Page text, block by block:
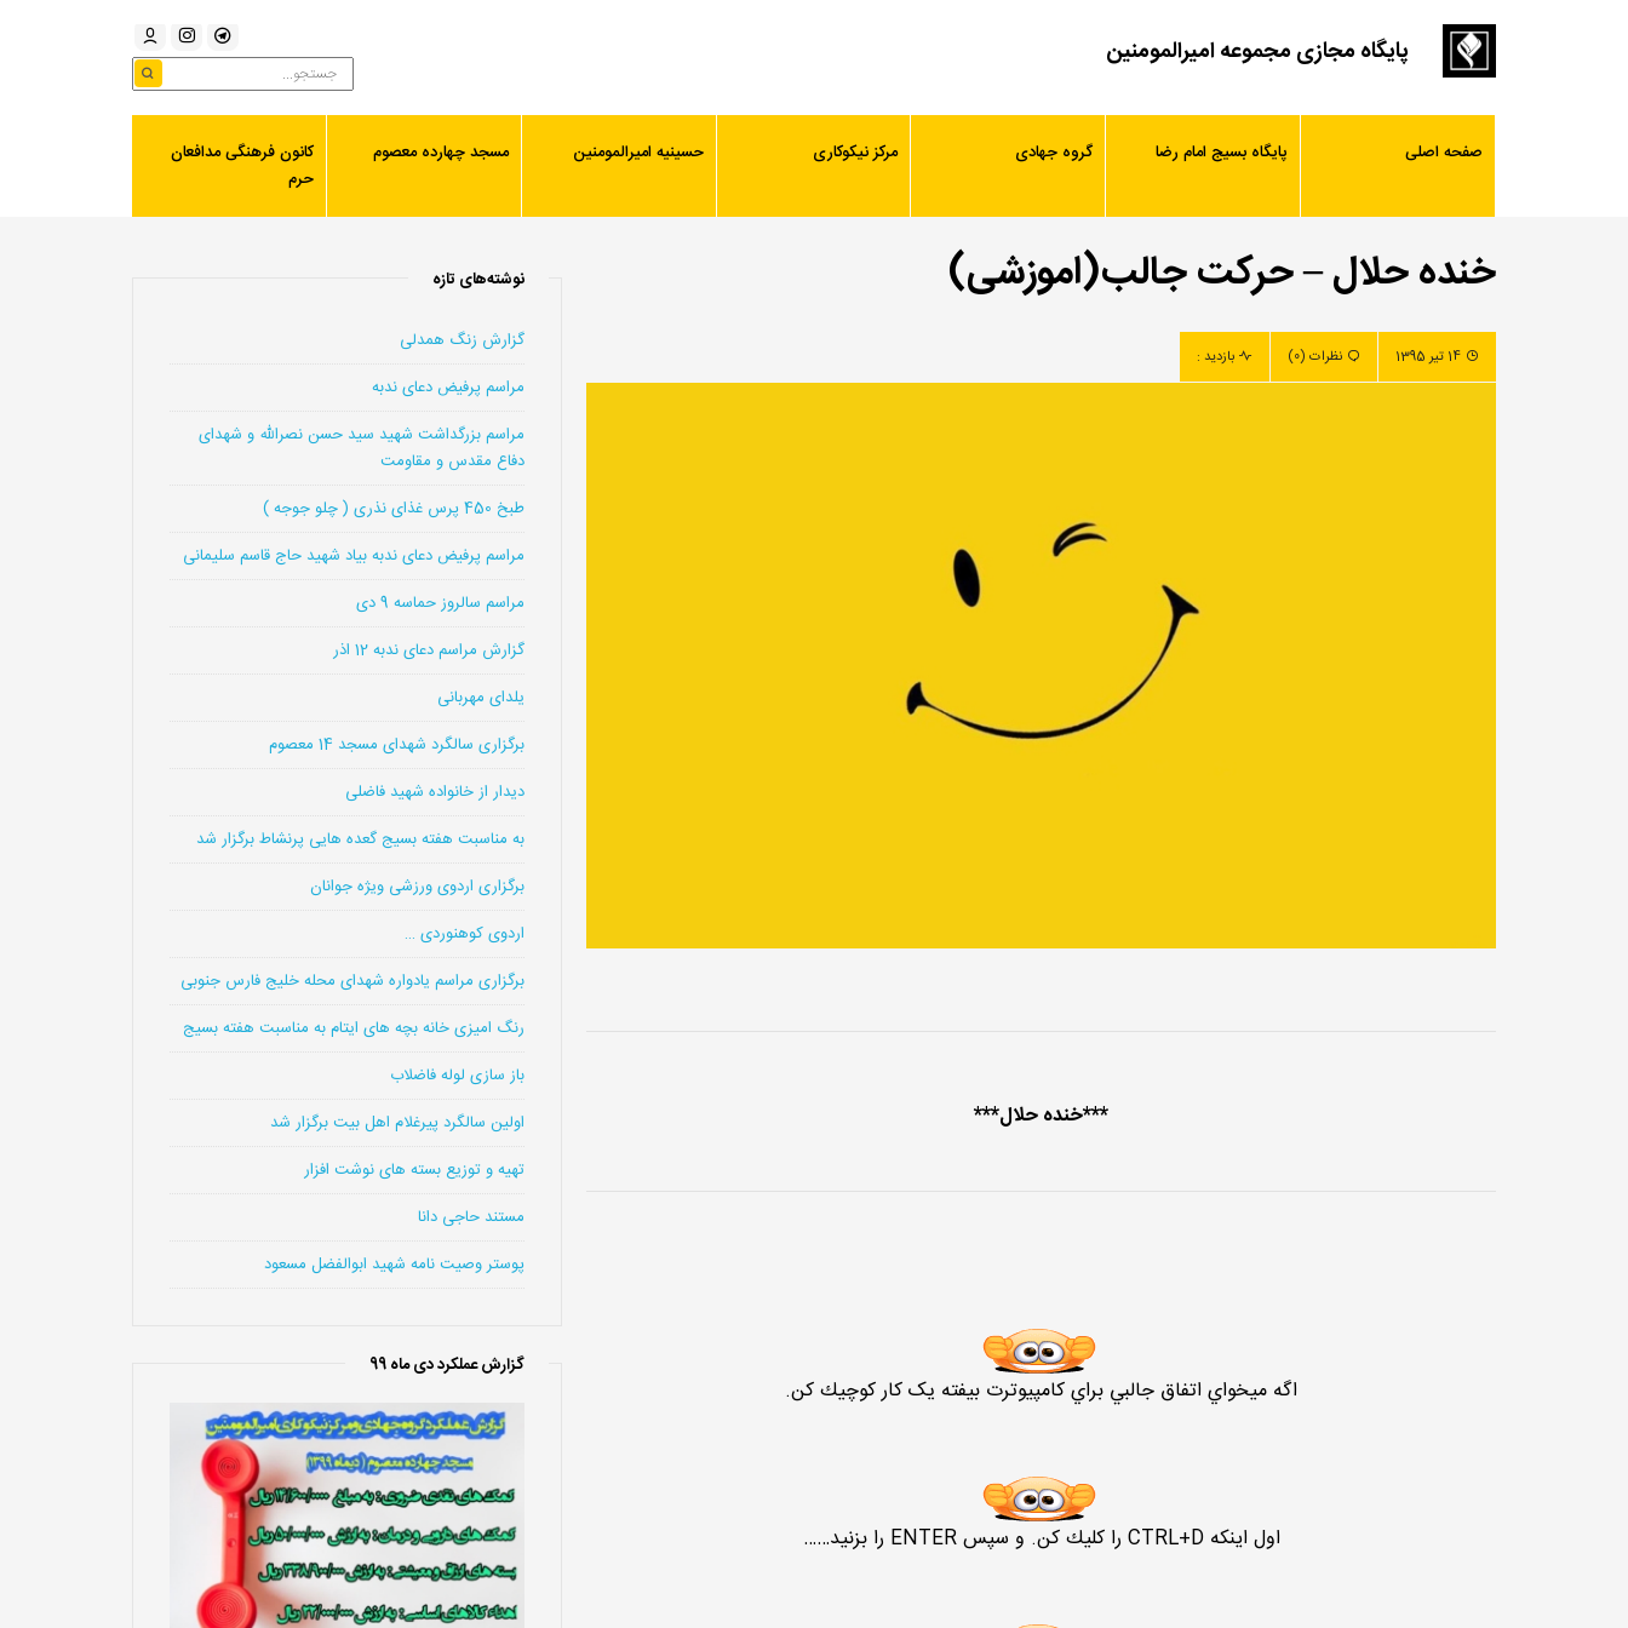
پایگاه مجازی مجموعه امیرالمومنین
صفحه اصلی پایگاه بسیج امام رضا گروه جهادی مرکز نیکوکاری حسینیه امیرالمومنین مسجد چهارده معصوم
کانون فرهنگی مدافعان
حرم
خنده حلال – حرکت جالب(اموزشی)
14 تیر 1395 نظرات (0) بازدید :
***خنده حلال***
اگه ميخواي اتفاق جالبي براي كامپيوترت بيفته یک كار كوچيك كن.
اول اينكه CTRL+D را كليك كن. و سپس ENTER را بزنيد……
نوشته‌های تازه
گزارش زنگ همدلی
مراسم پرفیض دعای ندبه
مراسم بزرگداشت شهید سید حسن نصرالله و شهدای
دفاع مقدس و مقاومت
طبخ 450 پرس غذای نذری ( چلو جوجه )
مراسم پرفیض دعای ندبه بیاد شهید حاج قاسم سلیمانی
مراسم سالروز حماسه 9 دی
گزارش مراسم دعای ندبه 12 اذر
یلدای مهربانی
برگزاری سالگرد شهدای مسجد 14 معصوم
دیدار از خانواده شهید فاضلی
به مناسبت هفته بسیج گعده هایی پرنشاط برگزار شد
برگزاری اردوی ورزشی ویژه جوانان
اردوی کوهنوردی …
برگزاری مراسم یادواره شهدای محله خلیج فارس جنوبی
رنگ امیزی خانه بچه های ایتام به مناسبت هفته بسیج
باز سازی لوله فاضلاب
اولین سالگرد پیرغلام اهل بیت برگزار شد
تهیه و توزیع بسته های نوشت افزار
مستند حاجی دانا
پوستر وصیت نامه شهید ابوالفضل مسعود
گزارش عملکرد دی ماه 99